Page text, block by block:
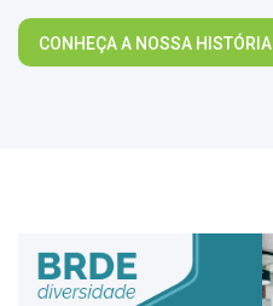
CONHEÇA A NOSSA HISTÓRIA